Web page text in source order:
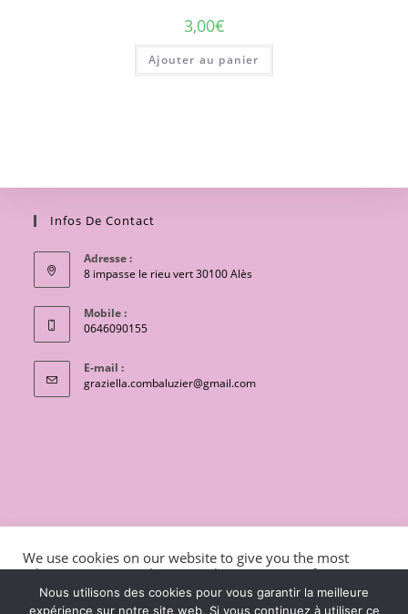
3,00€
Ajouter au panier
Infos De Contact
Adresse :
8 impasse le rieu vert 30100 Alès
Mobile :
0646090155
E-mail :
graziella.combaluzier@gmail.comS’ouvre
CONTACT
Conditions générales de vente
Mentions légales et politique de confidentialité
Livraisons
charte de protection des données personnelles
We use cookies on our website to give you the most
relevant experience by remembering your preferences
and repeat visits. By clicking “Accept”, you consent to the
use of ALL the cookies.
Nous utilisons des cookies pour vous garantir la meilleure
expérience sur notre site web. Si vous continuez à utiliser ce